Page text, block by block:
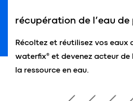
récupération de l’eau de
Récoltez et réutilisez vos eaux
waterfix® et devenez acteur
la ressource en eau.